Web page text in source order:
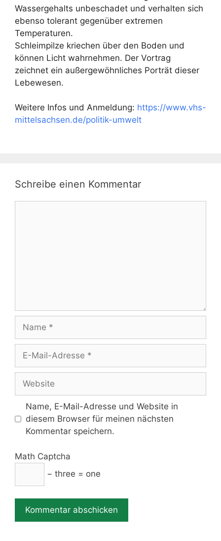
Wassergehalts unbeschadet und verhalten sich
ebenso tolerant gegenüber extremen
Temperaturen.
Schleimpilze kriechen über den Boden und
können Licht wahrnehmen. Der Vortrag
zeichnet ein außergewöhnliches Porträt dieser
Lebewesen.
Weitere Infos und Anmeldung: https://www.vhs-
mittelsachsen.de/politik-umwelt
Schreibe einen Kommentar
Name
Adresse
Website
Name, E-Mail-Adresse und Website in
diesem Browser für meinen nächsten
Kommentar speichern.
Math Captcha
− three = one